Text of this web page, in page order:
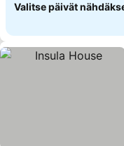
Valitse päivät